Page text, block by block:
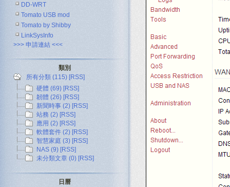
DD-WRT
Tomato USB mod
Tomato by Shibby
LinkSysInfo
>>> 申請連結 <<<
類別
所有分類 (115) [RSS]
硬體 (69) [RSS]
韌體 (26) [RSS]
新聞時事 (2) [RSS]
站務 (2) [RSS]
應用 (2) [RSS]
軟體套件 (2) [RSS]
智慧家庭 (3) [RSS]
NAS (9) [RSS]
未分類文章 (0) [RSS]
日曆